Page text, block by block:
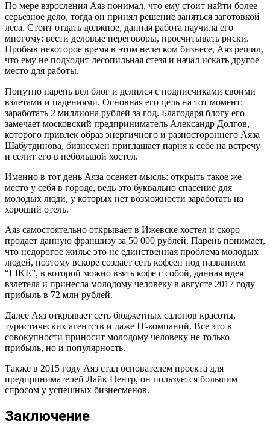
По мере взросления Аяз понимал, что ему стоит найти более
серьезное дело, тогда он принял решение заняться заготовкой
леса. Стоит отдать должное, данная работа научила его
многому: вести деловые переговоры, просчитывать риски.
Пробыв некоторое время в этом нелегком бизнесе, Аяз решил,
что ему не подходит лесопильная стезя и начал искать другое
место для работы.
Попутно парень вёл блог и делился с подписчиками своими
взлетами и падениями. Основная его цель на тот момент:
заработать 2 миллиона рублей за год. Благодаря блогу его
замечает московский предприниматель Александр Долгов,
которого привлек образ энергичного и разностороннего Аяза
Шабутдинова, бизнесмен приглашает парня к себе на встречу
и селит его в небольшой хостел.
Именно в тот день Аяза осеняет мысль: открыть такое же
место у себя в городе, ведь это буквально спасение для
молодых люди, у которых нет возможности заработать на
хороший отель.
Аяз самостоятельно открывает в Ижевске хостел и скоро
продает данную франшизу за 50 000 рублей. Парень понимает,
что недорогое жилье это не единственная проблема молодых
людей, поэтому вскоре создает сеть кофеен под названием
“LIKE”, в которой можно взять кофе с собой, данная идея
взлетела и принесла молодому человеку в августе 2017 году
прибыль в 72 млн рублей.
Далее Аяз открывает сеть бюджетных салонов красоты,
туристических агентств и даже IT-компаний. Все это в
совокупности приносит молодому человеку не только
прибыль, но и популярность.
Также в 2015 году Аяз стал основателем проекта для
предпринимателей Лайк Центр, он пользуется большим
спросом у успешных бизнесменов.
Заключение